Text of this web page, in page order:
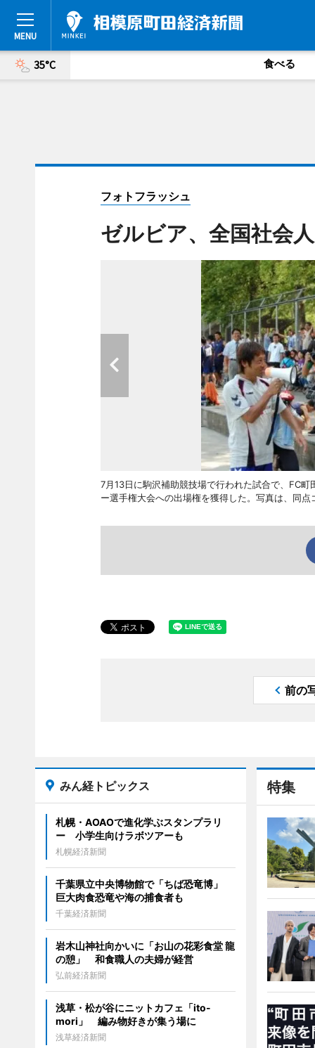
35°C 食べる
フォトフラッシュ
ゼルビア、全国社会
7月13日に駒沢補助競技場で行われた試合で、FC
ー選手権大会への出場権を獲得した。写真は、同
前の
特集
みん経トピックス
札幌・AOAOで進化学ぶスタンプラリ
ー 小学生向けラボツアーも
札幌経済新聞
千葉県立中央博物館で「ちば恐竜博」
巨大肉食恐竜や海の捕食者も
千葉経済新聞
岩木山神社向かいに「お山の花彩食堂 龍
の憩」 和食職人の夫婦が経営
弘前経済新聞
浅草・松が谷にニットカフェ「ito-
mori」 編み物好きが集う場に
浅草経済新聞